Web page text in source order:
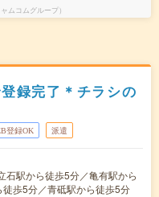
ムコムグループ）
録完了＊チラシの
登録OK 派遣
石駅から徒歩5分／亀有駅から
歩5分／青砥駅から徒歩5分